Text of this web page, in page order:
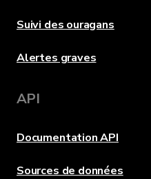
Suivi des ouragans
Alertes graves
API
Documentation API
Sources de données